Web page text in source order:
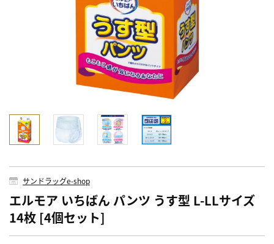
サンドラッグe-shop
エルモア いちばん パンツ うす型 L-LLサイズ
14枚 [4個セット]